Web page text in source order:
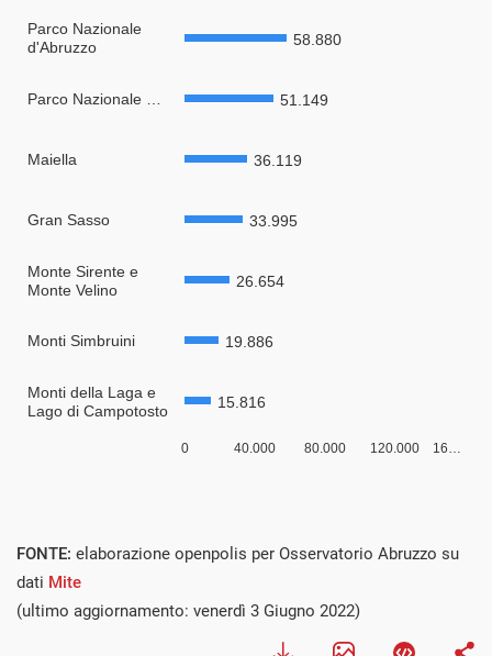
FONTE: elaborazione openpolis per Osservatorio Abruzzo su
dati Mite
(ultimo aggiornamento: venerdì 3 Giugno 2022)